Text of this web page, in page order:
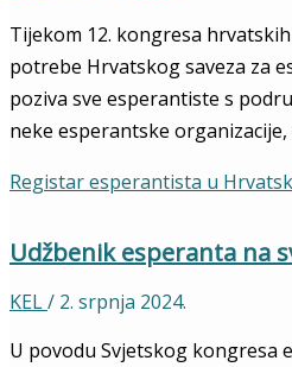
Tijekom 12. kongresa
potrebe Hrvatskog saveza za
poziva sve esperantiste s
neke esperantske organizacije,
Registar esperantista u
Udžbenik esperanta na
KEL/ 2. srpnja 2024.
U povodu Svjetskog kongresa